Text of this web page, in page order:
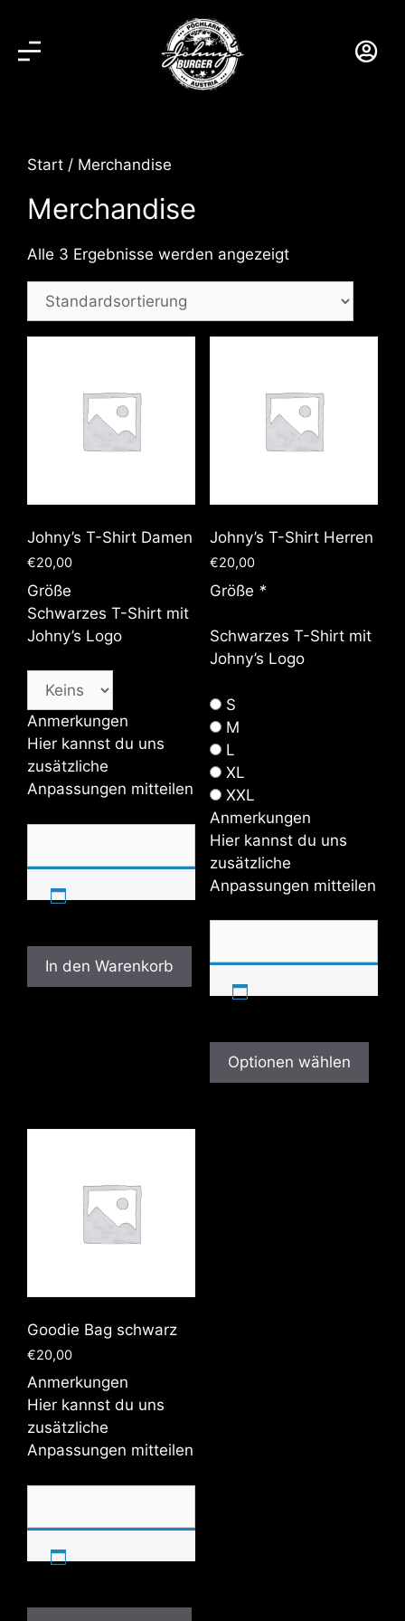
Start / Merchandise
Merchandise
Alle 3 Ergebnisse werden angezeigt
Johny’s T-Shirt Damen
€20,00
Größe
Schwarzes T-Shirt mit
Johny’s Logo
Anmerkungen
Hier kannst du uns
zusätzliche
Anpassungen mitteilen
In den Warenkorb
Johny’s T-Shirt Herren
€20,00
Größe *
Schwarzes T-Shirt mit
Johny’s Logo
S
M
L
XL
XXL
Anmerkungen
Hier kannst du uns
zusätzliche
Anpassungen mitteilen
Optionen wählen
Goodie Bag schwarz
€20,00
Anmerkungen
Hier kannst du uns
zusätzliche
Anpassungen mitteilen